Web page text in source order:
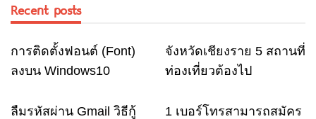
Recent posts
Computer
การติดตั้งฟอนต์ (Font)
ลงบน Windows10
Travel
จังหวัดเชียงราย 5 สถานที่
ท่องเที่ยวต้องไป
Email
ลืมรหัสผ่าน Gmail วิธีกู้
Email
1 เบอร์โทรสามารถสมัคร